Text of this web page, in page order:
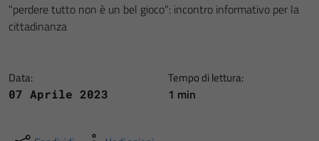
"perdere tutto non è un bel gioco": incontro informativo per la
cittadinanza
Data:
07 Aprile 2023
Tempo di lettura:
1 min